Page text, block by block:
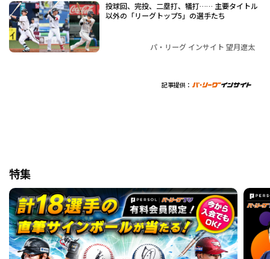
投球回、完投、二塁打、犠打…… 主要タイトル
以外の「リーグトップ5」の選手たち
パ・リーグ インサイト 望月遼太
記事提供：
特集